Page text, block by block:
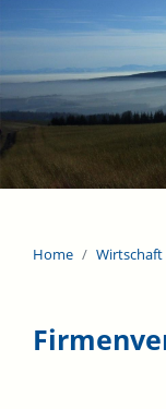
Home Wirtschaft